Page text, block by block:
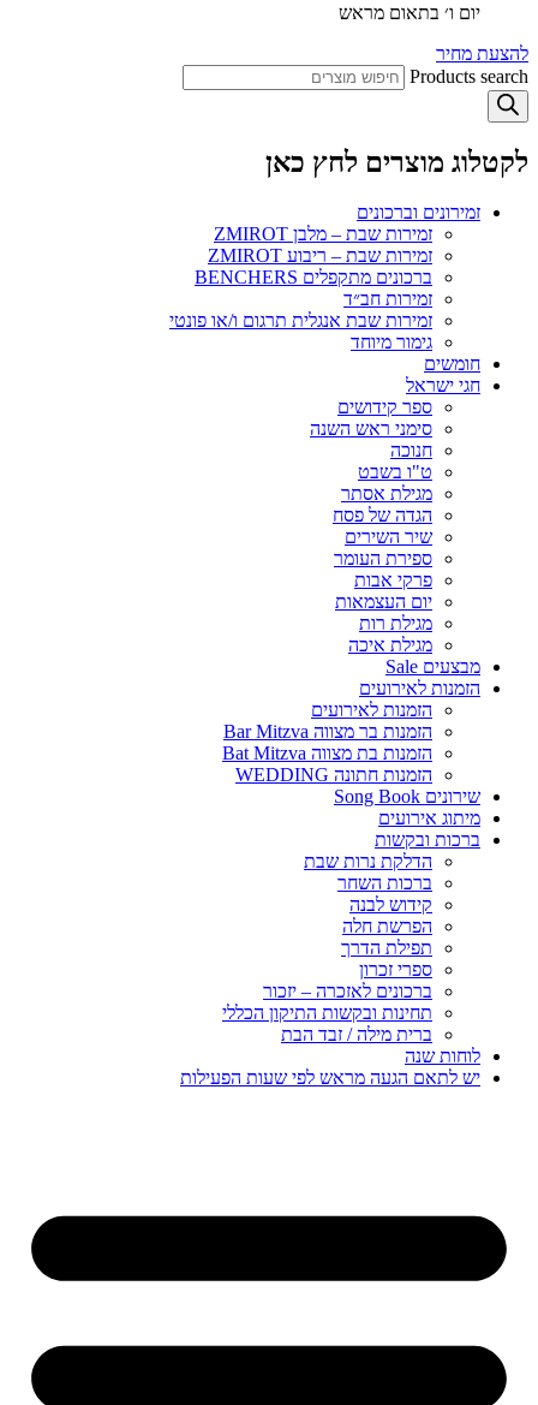
יום ו׳ בתאום מראש
להצעת מחיר
Products search
לקטלוג מוצרים לחץ כאן
זמירונים וברכונים
זמירות שבת – מלבן ZMIROT
זמירות שבת – ריבוע ZMIROT
ברכונים מתקפלים BENCHERS
זמירות חב״ד
זמירות שבת אנגלית תרגום ו/או פונטי
גימור מיוחד
חומשים
חגי ישראל
ספר קידושים
סימני ראש השנה
חנוכה
ט"ו בשבט
מגילת אסתר
הגדה של פסח
שיר השירים
ספירת העומר
פרקי אבות
יום העצמאות
מגילת רות
מגילת איכה
מבצעים Sale
הזמנות לאירועים
הזמנות לאירועים
הזמנות בר מצווה Bar Mitzva
הזמנות בת מצווה Bat Mitzva
הזמנות חתונה WEDDING
שירונים Song Book
מיתוג אירועים
ברכות ובקשות
הדלקת נרות שבת
ברכות השחר
קידוש לבנה
הפרשת חלה
תפילת הדרך
ספרי זכרון
ברכונים לאזכרה – יזכור
תחינות ובקשות התיקון הכללי
ברית מילה / זבד הבת
לוחות שנה
יש לתאם הגעה מראש לפי שעות הפעילות